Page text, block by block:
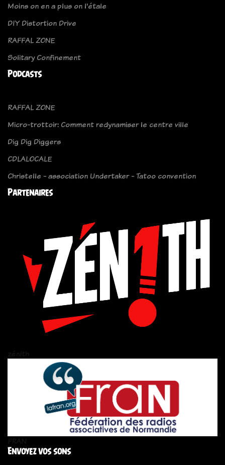
Moins on en a plus on l'étale
DIY Distortion Drive
RAFFAL ZONE
Solitary Confinement
Podcasts
RAFFAL ZONE
Micro-trottoir: Comment redynamiser le centre ville
Dig Dig Diggers
CDLALOCALE
Christelle - association Undertaker - Tatoo convention
Partenaires
Envoyez vos sons